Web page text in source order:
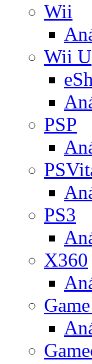
Wii
Wii U
PSP
PS3
X360